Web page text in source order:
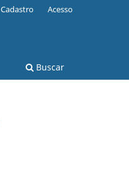
Buscar
Cadastro Acesso